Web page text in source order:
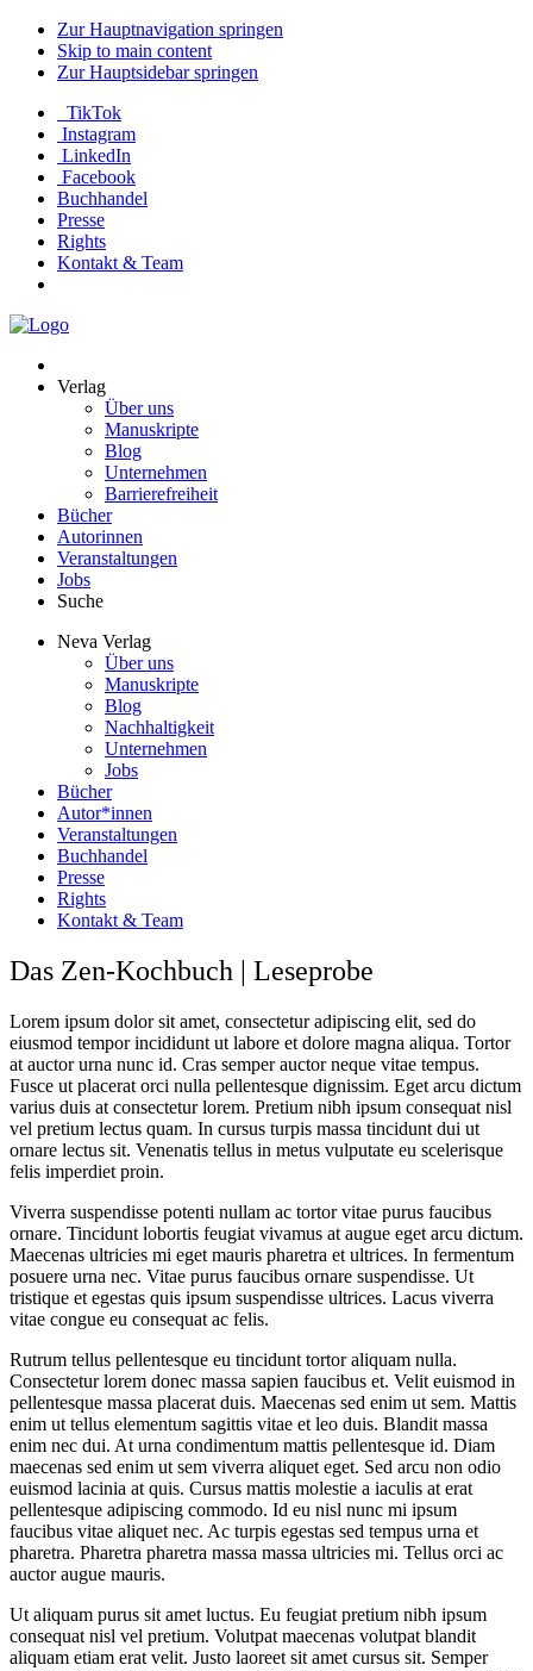
Zur Hauptnavigation springen
Skip to main content
Zur Hauptsidebar springen
TikTok
Instagram
LinkedIn
Facebook
Buchhandel
Presse
Rights
Kontakt & Team
Neva
Verlag
Über uns
Manuskripte
Blog
Unternehmen
Barrierefreiheit
Bücher
Autorinnen
Veranstaltungen
Jobs
Suche
Neva Verlag
Über uns
Manuskripte
Blog
Nachhaltigkeit
Unternehmen
Jobs
Bücher
Autor*innen
Veranstaltungen
Buchhandel
Presse
Rights
Kontakt & Team
Das Zen-Kochbuch | Leseprobe
Lorem ipsum dolor sit amet, consectetur adipiscing elit, sed do
eiusmod tempor incididunt ut labore et dolore magna aliqua. Tortor
at auctor urna nunc id. Cras semper auctor neque vitae tempus.
Fusce ut placerat orci nulla pellentesque dignissim. Eget arcu dictum
varius duis at consectetur lorem. Pretium nibh ipsum consequat nisl
vel pretium lectus quam. In cursus turpis massa tincidunt dui ut
ornare lectus sit. Venenatis tellus in metus vulputate eu scelerisque
felis imperdiet proin.
Viverra suspendisse potenti nullam ac tortor vitae purus faucibus
ornare. Tincidunt lobortis feugiat vivamus at augue eget arcu dictum.
Maecenas ultricies mi eget mauris pharetra et ultrices. In fermentum
posuere urna nec. Vitae purus faucibus ornare suspendisse. Ut
tristique et egestas quis ipsum suspendisse ultrices. Lacus viverra
vitae congue eu consequat ac felis.
Rutrum tellus pellentesque eu tincidunt tortor aliquam nulla.
Consectetur lorem donec massa sapien faucibus et. Velit euismod in
pellentesque massa placerat duis. Maecenas sed enim ut sem. Mattis
enim ut tellus elementum sagittis vitae et leo duis. Blandit massa
enim nec dui. At urna condimentum mattis pellentesque id. Diam
maecenas sed enim ut sem viverra aliquet eget. Sed arcu non odio
euismod lacinia at quis. Cursus mattis molestie a iaculis at erat
pellentesque adipiscing commodo. Id eu nisl nunc mi ipsum
faucibus vitae aliquet nec. Ac turpis egestas sed tempus urna et
pharetra. Pharetra pharetra massa massa ultricies mi. Tellus orci ac
auctor augue mauris.
Ut aliquam purus sit amet luctus. Eu feugiat pretium nibh ipsum
consequat nisl vel pretium. Volutpat maecenas volutpat blandit
aliquam etiam erat velit. Justo laoreet sit amet cursus sit. Semper